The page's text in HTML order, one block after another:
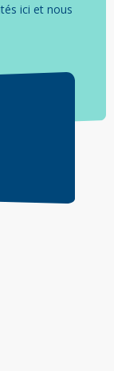
ici et nous